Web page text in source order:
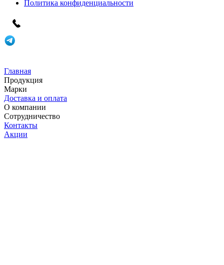
Политика конфиденциальности
Главная
Продукция
Марки
Доставка и оплата
О компании
Сотрудничество
Контакты
Акции